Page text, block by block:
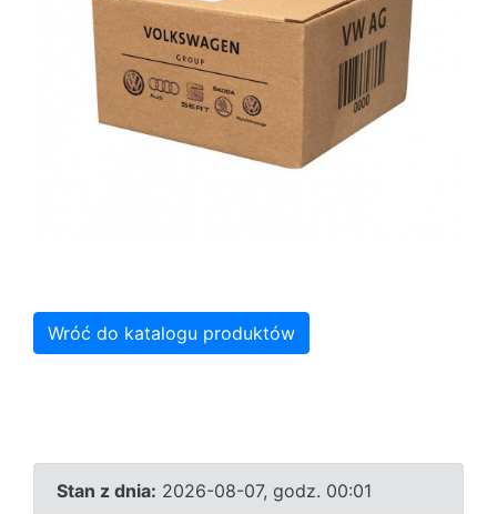
Wróć do katalogu produktów
Stan z dnia: 2026-08-07, godz. 00:01